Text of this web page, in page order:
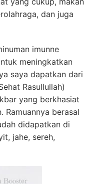
dan juga
imunne
meningkatkan
saya dapatkan dari
Rasullullah)
yang berkhasiat
Ramuannya berasal
didapatkan di
jahe, sereh,